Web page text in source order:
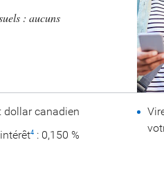
: aucuns
dollar canadien
4 : 0,150 %